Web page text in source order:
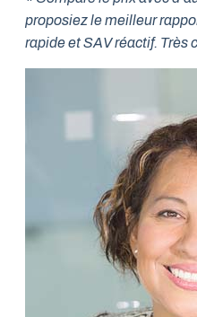
proposiez le meilleur
rapide et SAV réactif. Très